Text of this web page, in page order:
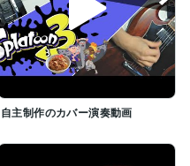
自主制作のカバー演奏動画